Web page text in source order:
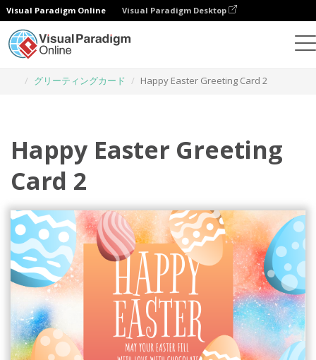
Visual Paradigm Online Visual Paradigm Desktop
グリーティングカード
Happy Easter Greeting Card 2
Happy Easter Greeting
Card 2